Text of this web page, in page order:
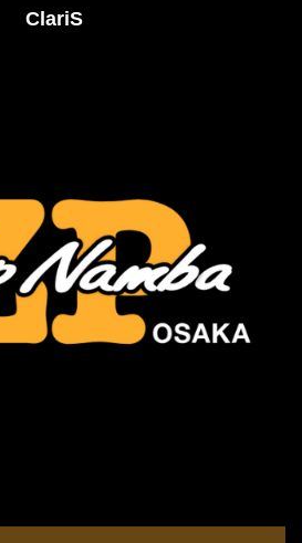
ClariS